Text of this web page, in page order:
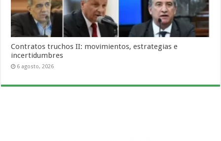
Contratos truchos II: movimientos, estrategias e
incertidumbres
6 agosto, 2026